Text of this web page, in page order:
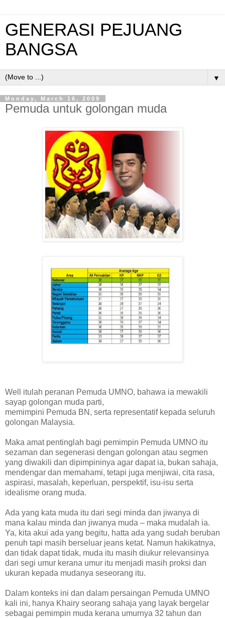
GENERASI PEJUANG
BANGSA
▼
Monday, March 16, 2009
Pemuda untuk golongan muda
Well itulah peranan Pemuda UMNO, bahawa ia mewakili
sayap golongan muda parti,
memimpini Pemuda BN, serta representatif kepada seluruh
golongan Malaysia.
Maka amat pentinglah bagi pemimpin Pemuda UMNO itu
sezaman dan segenerasi dengan golongan atau segmen
yang diwakili dan dipimpininya agar dapat ia, bukan sahaja,
mendengar dan memahami, tetapi juga menjiwai, cita rasa,
aspirasi, masalah, keperluan, perspektif, isu-isu serta
idealisme orang muda.
Ada yang kata muda itu dari segi minda dan jiwanya di
mana kalau minda dan jiwanya muda – maka mudalah ia.
Ya, kita akui ada yang begitu, hatta ada yang sudah beruban
penuh tapi masih berseluar jeans ketat. Namun hakikatnya,
dan tidak dapat tidak, muda itu masih diukur relevansinya
dari segi umur kerana umur itu menjadi masih proksi dan
ukuran kepada mudanya seseorang itu.
Dalam konteks ini dan dalam persaingan Pemuda UMNO
kali ini, hanya Khairy seorang sahaja yang layak bergelar
sebagai pemimpin muda kerana umurnya 32 tahun dan